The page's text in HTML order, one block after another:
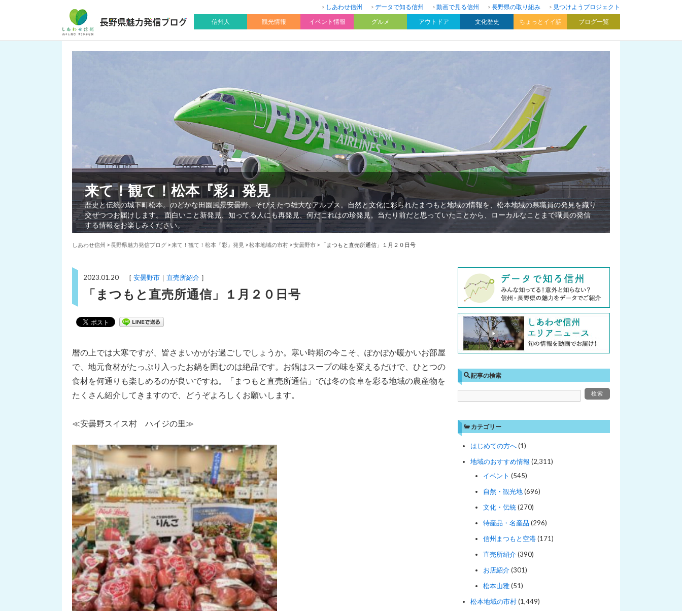
しあわせ信州 データで知る信州 動画で見る信州 長野県の取り組み
見つけようプロジェクト
信州人
観光情報 イベント情報 グルメ アウトドア 文化歴史 ちょっとイイ話 ブログ一覧
来て！観て！松本『彩』発見
歴史と伝統の城下町松本。のどかな田園風景安曇野。そびえたつ雄大なアルプス。自然と文化に彩られたまつもと地域の情報を、松本地域の県職員の発見を織り
交ぜつつお届けします。 面白いこと新発見、知ってる人にも再発見、何だこれはの珍発見。当たり前だと思っていたことから、ローカルなことまで職員の発信
する情報をお楽しみください。
しあわせ信州 >長野県魅力発信ブログ >来て！観て！松本『彩』発見 >松本地域の市村 >安曇野市 > 「まつもと直売所通信」１月２０日号
2023.01.20 ［ 安曇野市 直売所紹介 ］
「まつもと直売所通信」１月２０日号
暦の上では大寒ですが、皆さまいかがお過ごしでしょうか。寒い時期の今こそ、ぽかぽか暖かいお部屋
で、地元食材がたっぷり入ったお鍋を囲むのは絶品です。お鍋はスープの味を変えるだけで、ひとつの
食材を何通りも楽しめるのが良いですね。「まつもと直売所通信」では冬の食卓を彩る地域の農産物を
たくさん紹介してきますので、どうぞよろしくお願いします。
≪安曇野スイス村 ハイジの里≫
記事の検索
カテゴリー
はじめての方へ(1)
地域のおすすめ情報 (2,311)
イベント (545)
自然・観光地(696)
文化・伝統(270)
特産品・名産品 (296)
信州まつもと空港(171)
直売所紹介(390)
お店紹介(301)
松本山雅(51)
松本地域の市村(1,449)